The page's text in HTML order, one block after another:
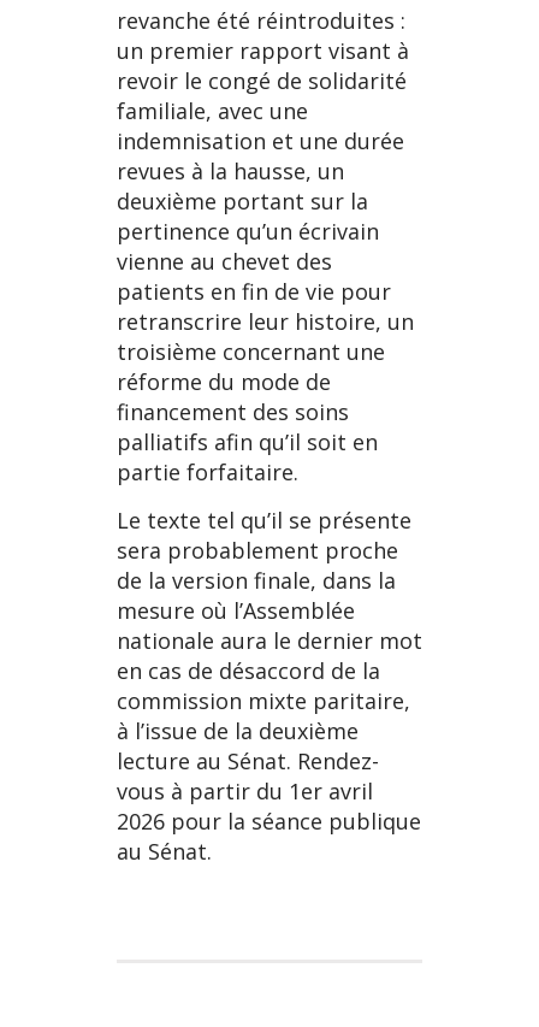
revanche été réintroduites :
un premier rapport visant à
revoir le congé de solidarité
familiale, avec une
indemnisation et une durée
revues à la hausse, un
deuxième portant sur la
pertinence qu’un écrivain
vienne au chevet des
patients en fin de vie pour
retranscrire leur histoire, un
troisième concernant une
réforme du mode de
financement des soins
palliatifs afin qu’il soit en
partie forfaitaire.
Le texte tel qu’il se présente
sera probablement proche
de la version finale, dans la
mesure où l’Assemblée
nationale aura le dernier mot
en cas de désaccord de la
commission mixte paritaire,
à l’issue de la deuxième
lecture au Sénat. Rendez-
vous à partir du 1er avril
2026 pour la séance publique
au Sénat.